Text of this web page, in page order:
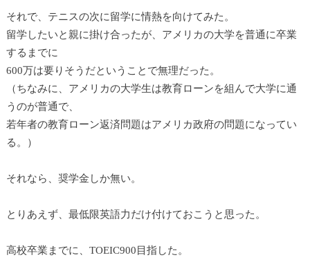
それで、テニスの次に留学に情熱を向けてみた。
留学したいと親に掛け合ったが、アメリカの大学を普通に卒業
するまでに
600万は要りそうだということで無理だった。
（ちなみに、アメリカの大学生は教育ローンを組んで大学に通
うのが普通で、
若年者の教育ローン返済問題はアメリカ政府の問題になってい
る。）
それなら、奨学金しか無い。
とりあえず、最低限英語力だけ付けておこうと思った。
高校卒業までに、TOEIC900目指した。